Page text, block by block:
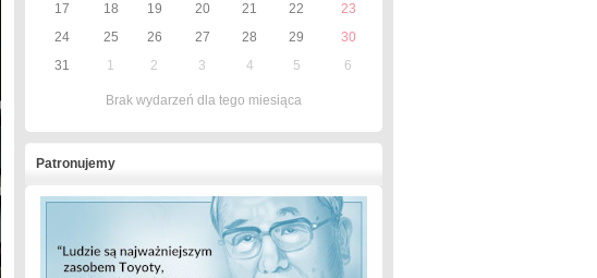
17
18 19 20 21 22
23
24
25 26 27 28 29
30
31
1 2 3 4 5 6
Brak wydarzeń dla tego miesiąca
Patronujemy